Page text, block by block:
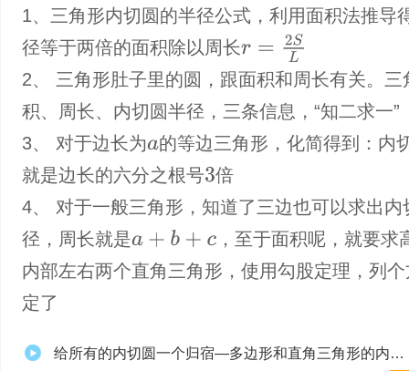
1、三角形内切圆的半径公式，利用面积法推导
径等于两倍的面积除以周长r=
2、 三角形肚子里的圆，跟面积和周长有关。三
积、周长、内切圆半径，三条信息，“知二求一”
3、 对于边长为a 的等边三角形，化简得到：内
就是边长的六分之根号3 倍
4、 对于一般三角形，知道了三边也可以求出内
径，周长就是a+ b+c
，至于面积呢，就要求
内部左右两个直角三角形，使用勾股定理，列
定了
给所有的内切圆一个归宿—多边形和直角三角形的内切圆